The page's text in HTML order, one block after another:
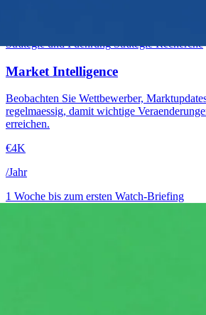
Strategie und Fuehrung Strategie Recherche
Market Intelligence
Beobachten Sie Wettbewerber,
regelmaessig, damit wichtige
erreichen.
€4K
/Jahr
1 Woche bis zum ersten Watch-Briefing